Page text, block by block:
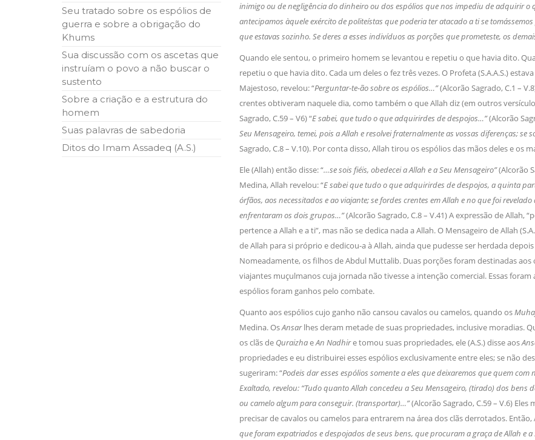
Seu tratado sobre os espólios de
guerra e sobre a obrigação do
Khums
Sua discussão com os ascetas que
instruíam o povo a não buscar o
sustento
Sobre a criação e a estrutura do
homem
Suas palavras de sabedoria
Ditos do Imam Assadeq (A.S.)
inimigo ou de negligência do dinheiro ou dos espólios que nos impediu de adquirir o
antecipamos àquele exército de politeístas que poderia ter atacado a ti se
que estavas sozinho. Se deres a esses indivíduos as porções que prometeste, os
Quando ele sentou, o primeiro homem se levantou e repetiu o que havia dito.
repetiu o que havia dito. Cada um deles o fez três vezes. O Profeta (S.A.A.S.)
Majestoso, revelou: “Perguntar-te-ão sobre os espólios…”(Alcorão Sagrado, C.1 –
crentes obtiveram naquele dia, como também o que Allah diz (em outros
Sagrado, C.59 – V6) “E sabei, que tudo o que adquirirdes de despojos…”(Alcorão
Seu Mensageiro, temei, pois a Allah e resolvei fraternalmente as vossas diferenças; se
Sagrado, C.8 – V.10). Por conta disso, Allah tirou os espólios das mãos deles e os
Ele (Allah) então disse: “…se sois fiéis, obedecei a Allah e a Seu Mensageiro”(Alcorão
Medina, Allah revelou: “E sabei que tudo o que adquirirdes de despojos, a quinta
órfãos, aos necessitados e ao viajante; se fordes crentes em Allah e no que foi
enfrentaram os dois grupos…”(Alcorão Sagrado, C.8 – V.41) A expressão de Allah,
pertence a Allah e a ti”, mas não se dedica nada a Allah. O Mensageiro de Allah
de Allah para si próprio e dedicou-a à Allah, ainda que pudesse ser herdada
Nomeadamente, os filhos de Abdul Muttalib. Duas porções foram destinadas
viajantes muçulmanos cuja jornada não tivesse a intenção comercial. Essas
espólios foram ganhos pelo combate.
Quanto aos espólios cujo ganho não cansou cavalos ou camelos, quando os
Medina. OsAnsarlhes deram metade de suas propriedades, inclusive moradias.
os clãs de QuraizhaeAn Nadhire tomou suas propriedades, ele (A.S.) disse aos
propriedades e eu distribuirei esses espólios exclusivamente entre eles; se não
sugeriram: “Podeis dar esses espólios somente a eles que deixaremos que quem
Exaltado, revelou: “Tudo quanto Allah concedeu a Seu Mensageiro, (tirado) dos bens
ou camelo algum para conseguir. (transportar)…”(Alcorão Sagrado, C.59 – V.6)
precisar de cavalos ou camelos para entrarem na área dos clãs derrotados. Então,
que foram expatriados e despojados de seus bens, que procuram a graça de Allah e